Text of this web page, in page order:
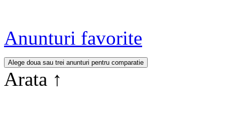
Anunturi favorite
Arata ↑